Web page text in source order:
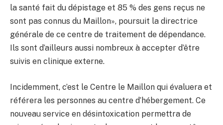
la santé fait du dépistage et 85 % des gens reçus ne
sont pas connus du Maillon», poursuit la directrice
générale de ce centre de traitement de dépendance.
Ils sont d’ailleurs aussi nombreux à accepter d’être
suivis en clinique externe.
Incidemment, c’est le Centre le Maillon qui évaluera et
référera les personnes au centre d’hébergement. Ce
nouveau service en désintoxication permettra de